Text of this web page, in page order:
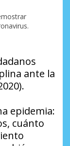
ante la
epidemia:
cuánto